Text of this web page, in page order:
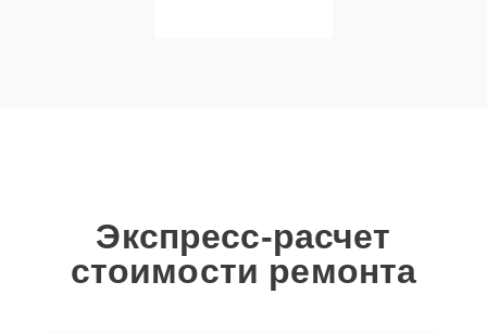
Экспресс-расчет
стоимости ремонта